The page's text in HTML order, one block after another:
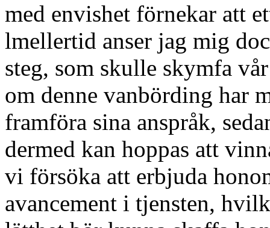
med envishet förnekar att
lmellertid anser jag mig
steg, som skulle skymfa
om denne vanbörding har
framföra sina anspråk,
dermed kan hoppas att
vi försöka att erbjuda
avancement i tjensten,